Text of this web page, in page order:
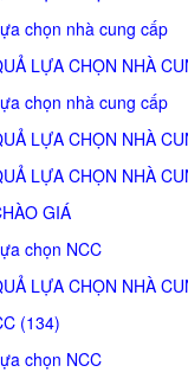
chọn nhà cung cấp
LỰA CHỌN NHÀ
chọn nhà cung cấp
LỰA CHỌN NHÀ
LỰA CHỌN NHÀ
GIÁ
chọn NCC
LỰA CHỌN NHÀ
(134)
chọn NCC